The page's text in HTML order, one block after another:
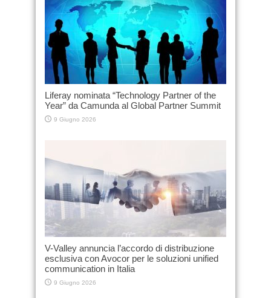
Liferay nominata “Technology Partner of the
Year” da Camunda al Global Partner Summit
9 Giugno 2026
V-Valley annuncia l’accordo di distribuzione
esclusiva con Avocor per le soluzioni unified
communication in Italia
9 Giugno 2026